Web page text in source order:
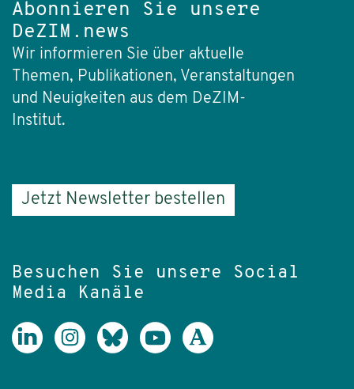
Abonnieren Sie unsere
DeZIM.news
Wir informieren Sie über aktuelle
Themen, Publikationen, Veranstaltungen
und Neuigkeiten aus dem DeZIM-
Institut.
Jetzt Newsletter bestellen
Besuchen Sie unsere Social
Media Kanäle